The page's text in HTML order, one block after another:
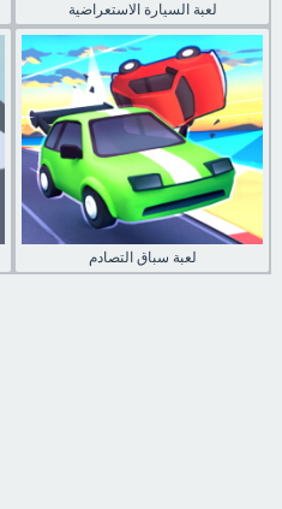
لعبة السيارة الاستعراضية
لعبة سباق التصادم